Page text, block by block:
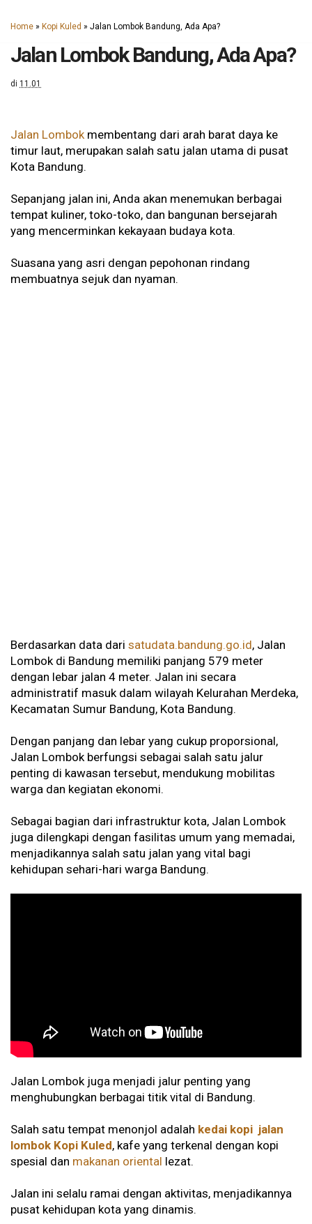
Home » Kopi Kuled » Jalan Lombok Bandung, Ada Apa?
Jalan Lombok Bandung, Ada Apa?
di 11.01
Jalan Lombokmembentang dari arah barat daya ke
timur laut, merupakan salah satu jalan utama di pusat
Kota Bandung.
Sepanjang jalan ini, Anda akan menemukan berbagai
tempat kuliner, toko-toko, dan bangunan bersejarah
yang mencerminkan kekayaan budaya kota.
Suasana yang asri dengan pepohonan rindang
membuatnya sejuk dan nyaman.
Berdasarkan data dari satudata.bandung.go.id, Jalan
Lombok di Bandung memiliki panjang 579 meter
dengan lebar jalan 4 meter. Jalan ini secara
administratif masuk dalam wilayah Kelurahan Merdeka,
Kecamatan Sumur Bandung, Kota Bandung.
Dengan panjang dan lebar yang cukup proporsional,
Jalan Lombok berfungsi sebagai salah satu jalur
penting di kawasan tersebut, mendukung mobilitas
warga dan kegiatan ekonomi.
Sebagai bagian dari infrastruktur kota, Jalan Lombok
juga dilengkapi dengan fasilitas umum yang memadai,
menjadikannya salah satu jalan yang vital bagi
kehidupan sehari-hari warga Bandung.
Jalan Lombok juga menjadi jalur penting yang
menghubungkan berbagai titik vital di Bandung.
Salah satu tempat menonjol adalah kedai kopi jalan
lombok Kopi Kuled, kafe yang terkenal dengan kopi
spesial dan makanan oriental lezat.
Jalan ini selalu ramai dengan aktivitas, menjadikannya
pusat kehidupan kota yang dinamis.